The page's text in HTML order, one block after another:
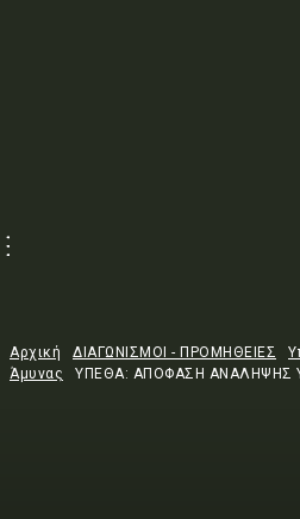
Αρχική ΔΙΑΓΩΝΙΣΜΟΙ - ΠΡΟΜΗΘΕΙΕΣ
Άμυνας
ΥΠΕΘΑ: ΑΠΟΦΑΣΗ ΑΝΑΛΗΨΗΣ